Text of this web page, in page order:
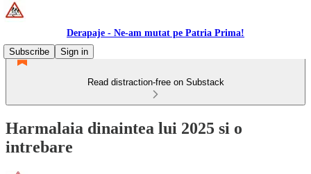
Derapaje - Ne-am mutat pe Patria Prima!
Subscribe
Sign in
Read distraction-free on Substack
Harmalaia dinaintea lui 2025 si o
intrebare